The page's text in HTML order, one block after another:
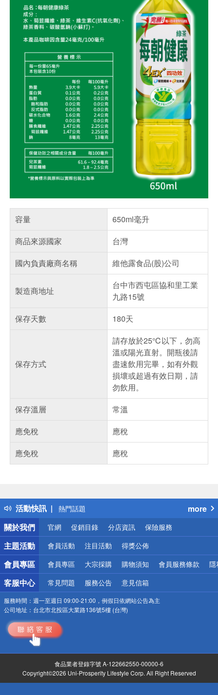
容量
650ml毫升
商品來源國家
台灣
國內負責廠商名稱
維他露食品(股)公司
製造商地址
台中市西屯區協和里工業
九路15號
保存天數
180天
保存方式
請存放於25℃以下，勿高
溫或陽光直射。開瓶後請
盡速飲用完畢，如有外觀
損壞或超過有效日期，請
勿飲用。
保存溫層
常溫
應免稅
應稅
應免稅
應稅
活動快訊
得獎公告
熱門話題
銀行優惠
偏遠地區配送
詐騙網頁！請小心！
more
關於我們
官網 促銷目錄 分店資訊 保險服務
主題活動 會員活動 注目活動 得獎公佈
會員專區 會員專區 大宗採購 購物須知 會員服務條款 隱
客服中心 常見問題 服務公告 意見信箱
服務時間： 週一至週日 09:00-21:00，例假日依網站公告為主
公司地址： 台北市北投區大業路136號5樓 (台灣)
食品業者登錄字號 A-122662550-00000-6
Copyright©2026 Uni-Prosperity Lifestyle Corp. All Right Reserved